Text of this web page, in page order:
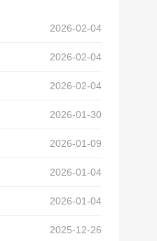
2026-02-04
2026-02-04
2026-02-04
2026-01-30
2026-01-09
2026-01-04
2026-01-04
2025-12-26